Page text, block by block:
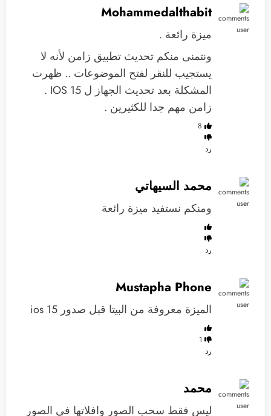
Mohammedalthabit
ميزة رائعة .
ونتمنى منكم تحديث تطبيق زامن لأنه لا
يستجيب للنقر لفتح الموضوعات .. ظهرت
المشكلة بعد تحديث الجهاز ل IOS 15 .
زامن مهم جدا للكثيرين .
8
رد
محمد السيهاتي
ومنكم نستفيد ميزة رائعة
رد
Mustapha Phone
الميزة معروفة من البيتا قبل صدور ios 15
1
رد
محمد
ليس فقط سحب الصور وافلاتها في الصور